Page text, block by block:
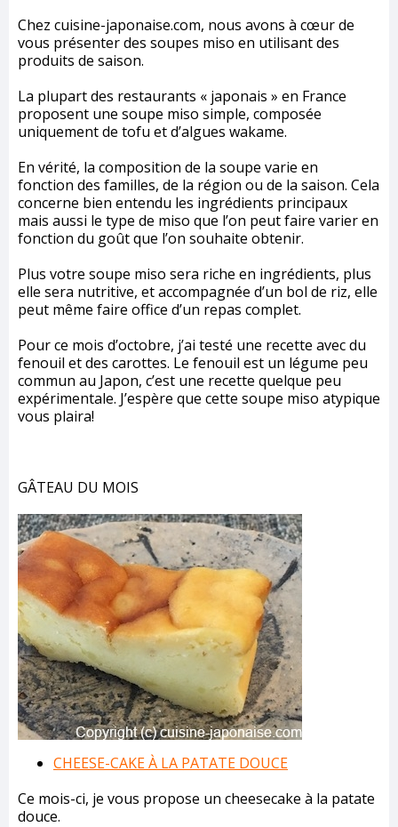
Chez cuisine-japonaise.com, nous avons à cœur de
vous présenter des soupes miso en utilisant des
produits de saison.
La plupart des restaurants « japonais » en France
proposent une soupe miso simple, composée
uniquement de tofu et d’algues wakame.
En vérité, la composition de la soupe varie en
fonction des familles, de la région ou de la saison. Cela
concerne bien entendu les ingrédients principaux
mais aussi le type de miso que l’on peut faire varier en
fonction du goût que l’on souhaite obtenir.
Plus votre soupe miso sera riche en ingrédients, plus
elle sera nutritive, et accompagnée d’un bol de riz, elle
peut même faire office d’un repas complet.
Pour ce mois d’octobre, j’ai testé une recette avec du
fenouil et des carottes. Le fenouil est un légume peu
commun au Japon, c’est une recette quelque peu
expérimentale. J’espère que cette soupe miso atypique
vous plaira!
GÂTEAU DU MOIS
CHEESE-CAKE À LA PATATE DOUCE
Ce mois-ci, je vous propose un cheesecake à la patate
douce.